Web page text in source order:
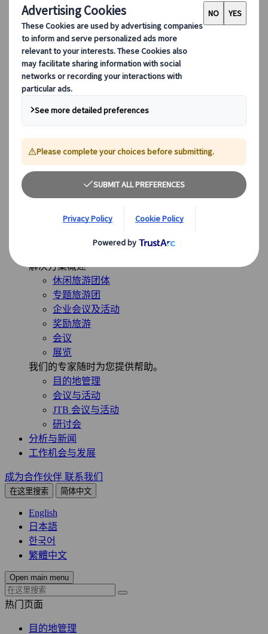
欧洲最受欢迎的目的地
瑞士
意大利
西班牙
英国
我们的解决方案
探索我们多样化的解决方案，并认识我们的专业业务单
解决方案概述
休闲旅游团体
专题旅游团
企业会议及活动
奖励旅游
会议
展览
我们的专家随时为您提供帮助。
目的地管理
会议与活动
JTB 会议与活动
研讨会
分析与新闻
工作机会与发展
成为合作伙伴 联系我们
在这里搜索 简体中文
English
日本語
한국어
繁體中文
Open main menu
热门页面
目的地管理